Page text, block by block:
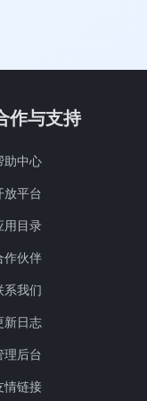
作与支持
助中心
放平台
用目录
作伙伴
系我们
新日志
理后台
情链接